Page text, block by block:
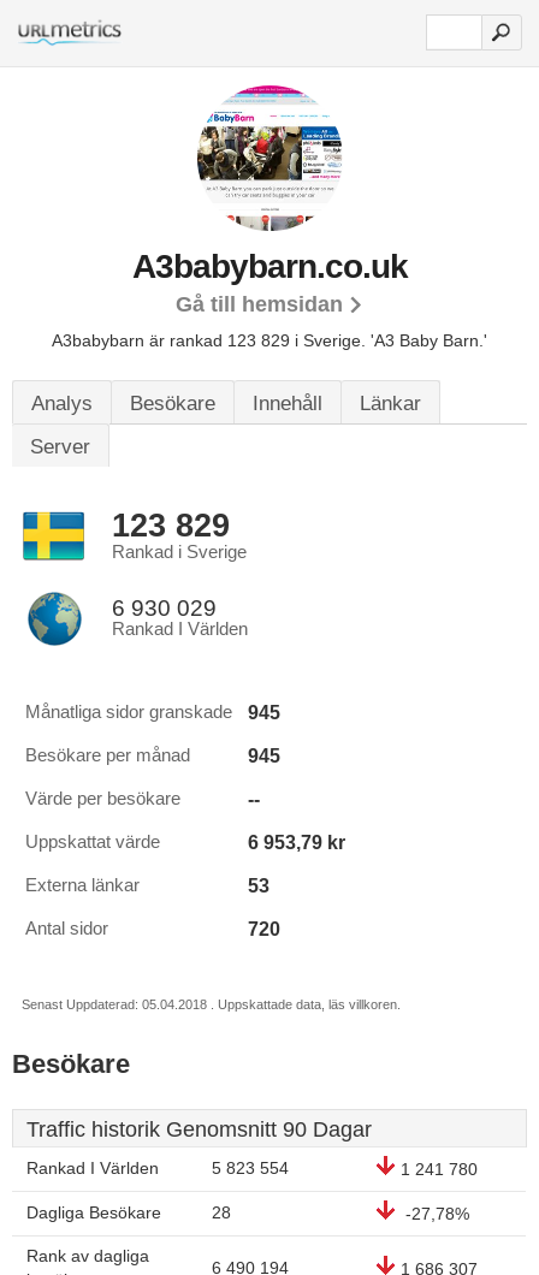
A3babybarn.co.uk
Gå till hemsidan
A3babybarn är rankad 123 829 i Sverige. 'A3 Baby Barn.'
Analys Besökare Innehåll
Länkar
Server
123 829
Rankad i Sverige
6 930 029
Rankad I Världen
Månatliga sidor granskade 945
Besökare per månad 945
Värde per besökare --
Uppskattat värde 6 953,79 kr
Externa länkar 53
Antal sidor 720
Senast Uppdaterad: 05.04.2018 . Uppskattade data, läs villkoren.
Besökare
Traffic historik Genomsnitt 90 Dagar
Rankad I Världen 5 823 554 1 241 780
Dagliga Besökare 28 -27,78%
Rank av dagliga
6 490 194 1 686 307